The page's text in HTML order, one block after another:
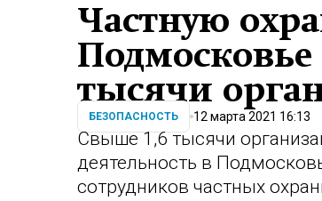
Частную
Подмосковье
тысячи
БЕЗОПАСНОСТЬ 12 марта 2021 16:13
Свыше 1,6 тысячи
деятельность в
сотрудников частных